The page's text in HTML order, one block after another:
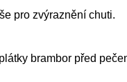
pro zvýraznění chuti.
brambor před